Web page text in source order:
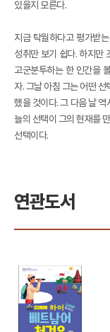
있을지 모른다.
지금 탁월하다고 평가받
성취만 보기 쉽다. 하지만
고군분투하는 한 인간을
자. 그날 아침 그는 어떤
했을 것이다. 그 다음 날
늘의 선택이 그의 현재를
선택이다.
연관도서